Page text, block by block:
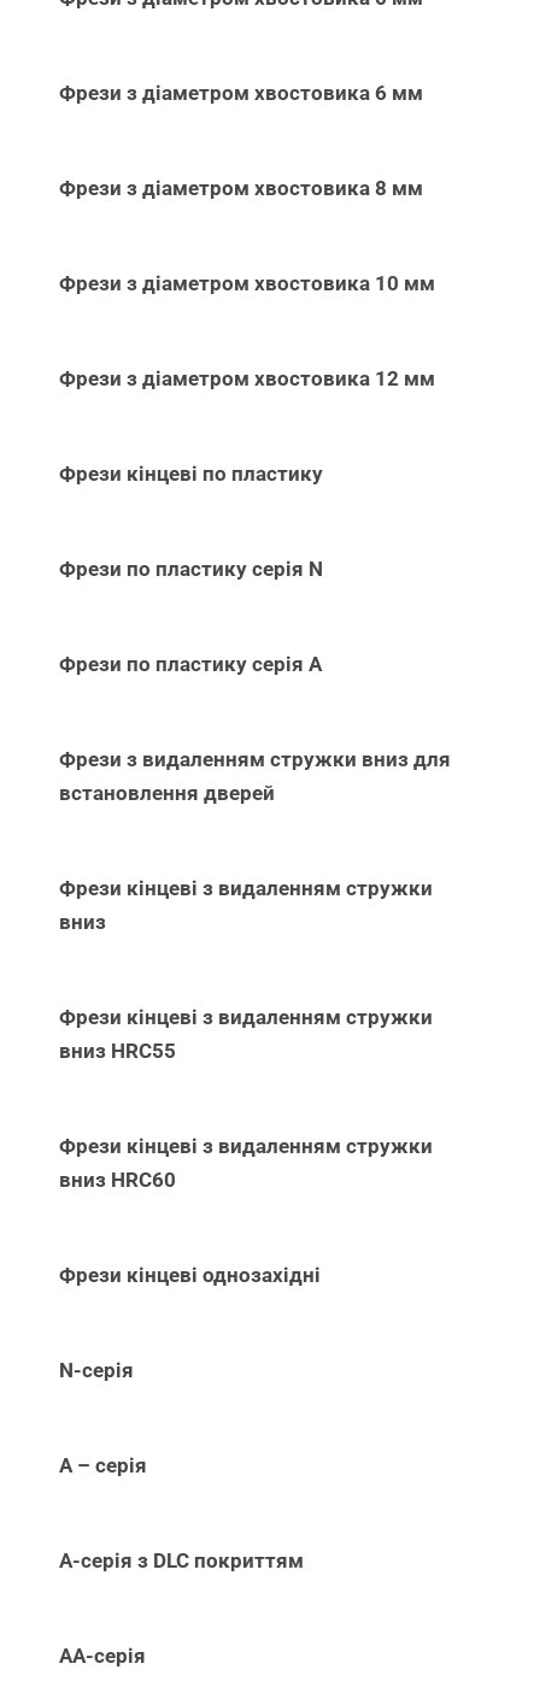
Фрези з діаметром хвостовика 6 мм
Фрези з діаметром хвостовика 8 мм
Фрези з діаметром хвостовика 10 мм
Фрези з діаметром хвостовика 12 мм
Фрези кінцеві по пластику
Фрези по пластику серія N
Фрези по пластику серія А
Фрези з видаленням стружки вниз для
встановлення дверей
Фрези кінцеві з видаленням стружки
вниз
Фрези кінцеві з видаленням стружки
вниз НRC55
Фрези кінцеві з видаленням стружки
вниз НRC60
Фрези кінцеві однозахідні
N-серія
А – серія
А-серія з DLC покриттям
АА-серія